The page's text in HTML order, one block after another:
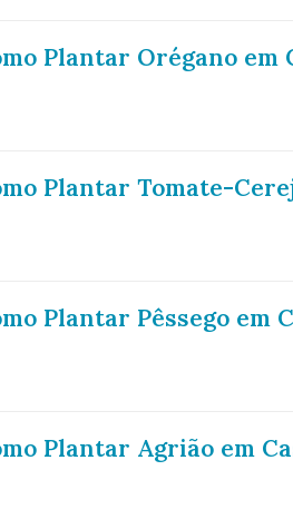
Plantar Orégano em
Plantar Tomate-
Plantar Pêssego em
Plantar Agrião em